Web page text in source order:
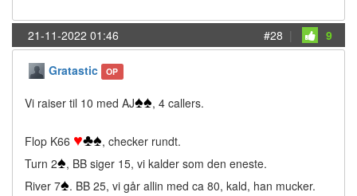
21-11-2022 01:46 #28 | 9
Gratastic OP
Vi raiser til 10 med AJ♠♠, 4 callers.
Flop K66 ♥♣♠, checker rundt.
Turn 2♠, BB siger 15, vi kalder som den eneste.
River 7♠. BB 25, vi går allin med ca 80, kald, han mucker.